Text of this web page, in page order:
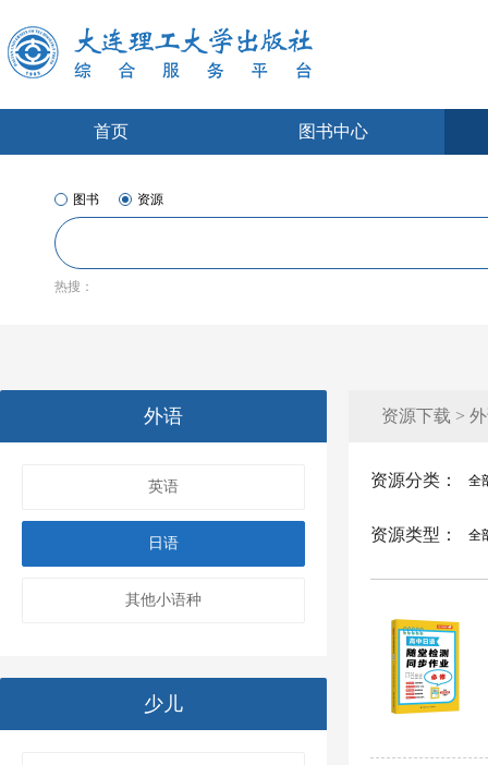
首页 图书中心
图书 资源
热搜：
外语
英语
日语
其他小语种
少儿
资源下载 >
资源分类： 全
资源类型： 全